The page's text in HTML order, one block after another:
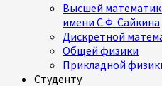
Высшей
имени С.Ф. Сайкина
Дискретной
Общей физики
Прикладной
Студенту